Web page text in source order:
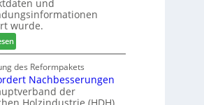
r
b
i
n
e
r
s
w
o
c
h
e
n
2
m
e
l
d
e
t
B
e
und
wurde.
:
C
h
a
t
des Reformpakets
Nachbesserungen
der